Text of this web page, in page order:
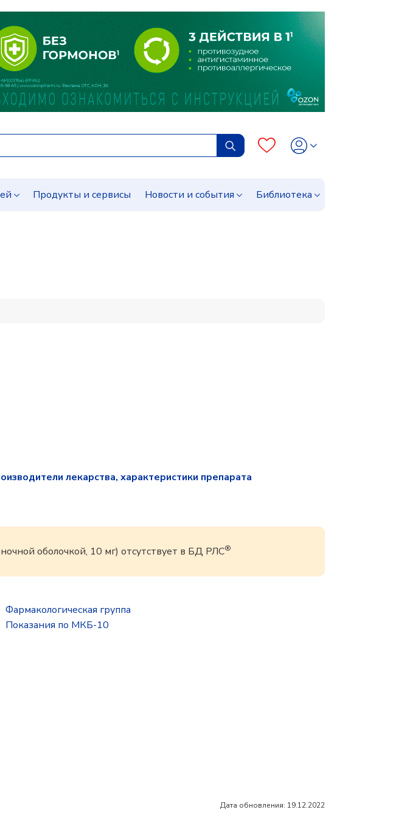
Продукты и сервисы Новости и события Библиотека
лекарства, характеристики препарата
оболочкой, 10 мг) отсутствует в БД РЛС®
Фармакологическая группа
Показания по МКБ-10
Дата обновления: 19.12.2022